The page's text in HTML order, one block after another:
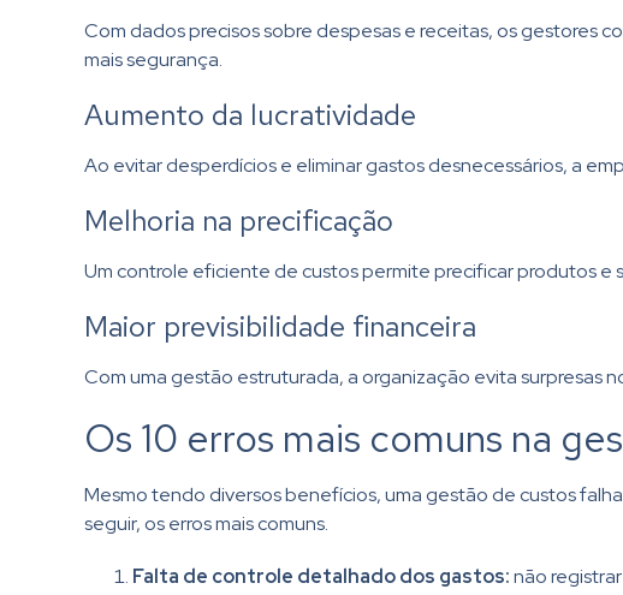
Com dados precisos sobre despesas e receitas, os gestores
mais segurança.
Aumento da lucratividade
Ao evitar desperdícios e eliminar gastos desnecessários, a
Melhoria na precificação
Um controle eficiente de custos permite precificar produtos
Maior previsibilidade financeira
Com uma gestão estruturada, a organização evita surpresas
Os 10 erros mais comuns na
Mesmo tendo diversos benefícios, uma gestão de custos
seguir, os erros mais comuns.
Falta de controle detalhado dos gastos:não